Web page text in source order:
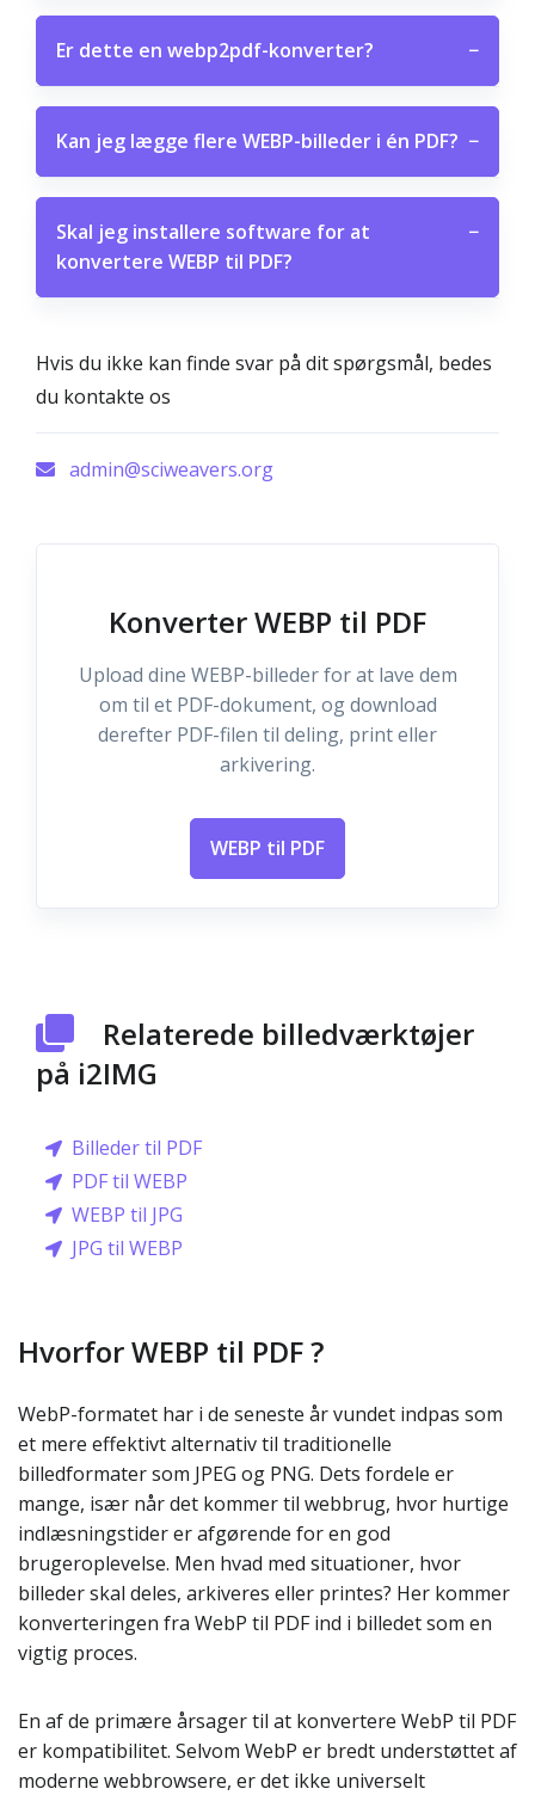
Er dette en webp2pdf-konverter? −
Kan jeg lægge flere WEBP-billeder i én PDF? −
Skal jeg installere software for at
konvertere WEBP til PDF?
−
Hvis du ikke kan finde svar på dit spørgsmål, bedes
du kontakte os
admin@sciweavers.org
Konverter WEBP til PDF
Upload dine WEBP-billeder for at lave dem
om til et PDF-dokument, og download
derefter PDF-filen til deling, print eller
arkivering.
WEBP til PDF
Relaterede billedværktøjer
på i2IMG
Billeder til PDF
PDF til WEBP
WEBP til JPG
JPG til WEBP
Hvorfor WEBP til PDF ?
WebP-formatet har i de seneste år vundet indpas som
et mere effektivt alternativ til traditionelle
billedformater som JPEG og PNG. Dets fordele er
mange, især når det kommer til webbrug, hvor hurtige
indlæsningstider er afgørende for en god
brugeroplevelse. Men hvad med situationer, hvor
billeder skal deles, arkiveres eller printes? Her kommer
konverteringen fra WebP til PDF ind i billedet som en
vigtig proces.
En af de primære årsager til at konvertere WebP til PDF
er kompatibilitet. Selvom WebP er bredt understøttet af
moderne webbrowsere, er det ikke universelt